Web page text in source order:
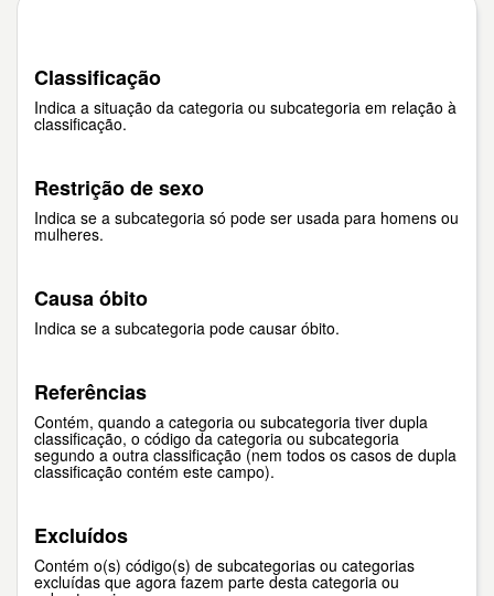
Classificação
Indica a situação da categoria ou subcategoria em relação à
classificação.
Restrição de sexo
Indica se a subcategoria só pode ser usada para homens ou
mulheres.
Causa óbito
Indica se a subcategoria pode causar óbito.
Referências
Contém, quando a categoria ou subcategoria tiver dupla
classificação, o código da categoria ou subcategoria
segundo a outra classificação (nem todos os casos de dupla
classificação contém este campo).
Excluídos
Contém o(s) código(s) de subcategorias ou categorias
excluídas que agora fazem parte desta categoria ou